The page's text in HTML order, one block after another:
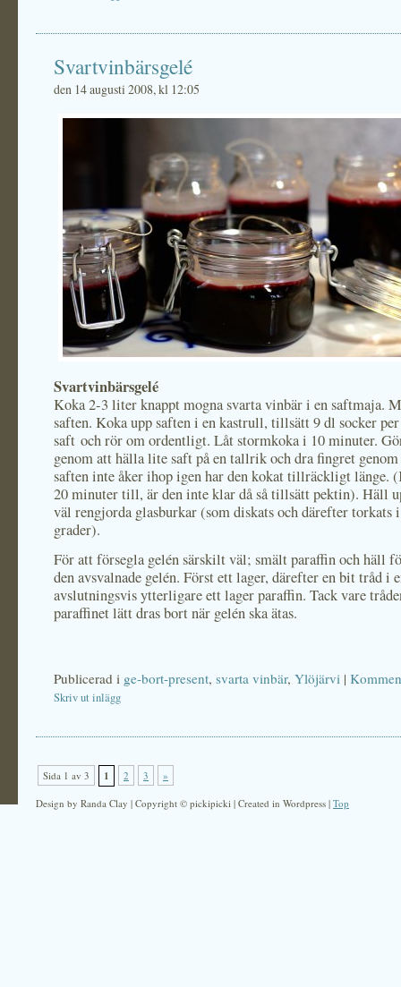
Svartvinbärsgelé
den 14 augusti 2008, kl 12:05
Svartvinbärsgelé
Koka 2-3 liter knappt mogna svarta vinbär i en saftmaja.
saften. Koka upp saften i en kastrull, tillsätt 9 dl socker
saft och rör om ordentligt. Låt stormkoka i 10 minuter.
genom att hälla lite saft på en tallrik och dra fingret
saften inte åker ihop igen har den kokat tillräckligt länge.
20 minuter till, är den inte klar då så tillsätt pektin). Häll
väl rengjorda glasburkar (som diskats och därefter torkats
grader).
För att försegla gelén särskilt väl; smält paraffin och häll
den avsvalnade gelén. Först ett lager, därefter en bit tråd i
avslutningsvis ytterligare ett lager paraffin. Tack vare
paraffinet lätt dras bort när gelén ska ätas.
Publicerad i ge-bort-present, svarta vinbär, Ylöjärvi |
Skriv ut inlägg
Sida 1 av 3 1 2 3 »
Design by Randa Clay | Copyright © pickipicki | Created in Wordpress | Top